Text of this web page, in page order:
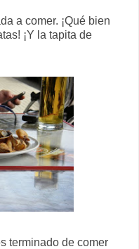
a comer. ¡Qué bien
¡Y la tapita de
terminado de comer